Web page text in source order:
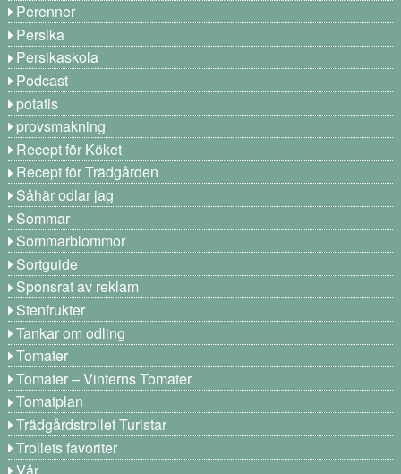
Perenner
Persika
Persikaskola
Podcast
potatis
provsmakning
Recept för Köket
Recept för Trädgården
Såhär odlar jag
Sommar
Sommarblommor
Sortguide
Sponsrat av reklam
Stenfrukter
Tankar om odling
Tomater
Tomater – Vinterns Tomater
Tomatplan
Trädgårdstrollet Turistar
Trollets favoriter